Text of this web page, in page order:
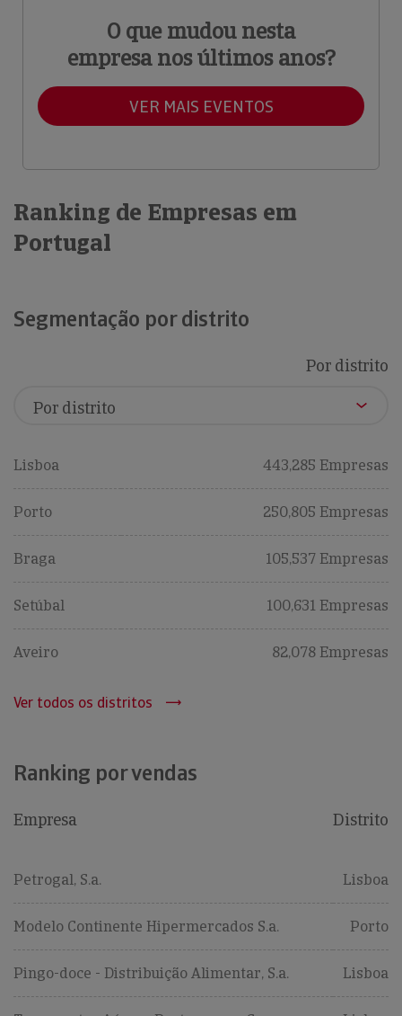
O que mudou nesta
empresa nos últimos anos?
VER MAIS EVENTOS
Ranking de Empresas em
Portugal
Segmentação por distrito
Por distrito
Lisboa 443,285 Empresas
Porto 250,805 Empresas
Braga 105,537 Empresas
Setúbal 100,631 Empresas
Aveiro 82,078 Empresas
Ver todos os distritos
Ranking por vendas
Empresa Distrito
Petrogal, S.a. Lisboa
Modelo Continente Hipermercados S.a. Porto
Pingo-doce - Distribuição Alimentar, S.a. Lisboa